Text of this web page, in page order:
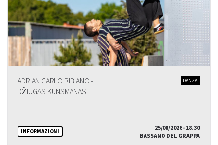
ADRIAN CARLO BIBIANO -
DŽIUGAS KUNSMANAS
DANZA
INFORMAZIONI
25/08/2026 - 18.30
BASSANO DEL GRAPPA